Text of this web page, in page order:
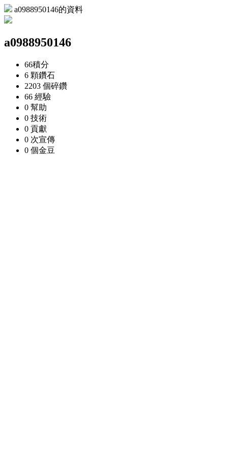
a0988950146的資料
a0988950146
66積分
6 顆鑽石
2203 個碎鑽
66 經驗
0 幫助
0 技術
0 貢獻
0 次宣傳
0 個金豆